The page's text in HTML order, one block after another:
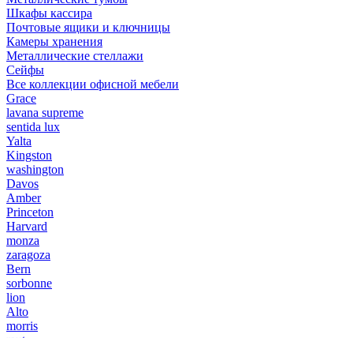
Шкафы кассира
Почтовые ящики и ключницы
Камеры хранения
Металлические стеллажи
Сейфы
Все коллекции офисной мебели
Grace
lavana supreme
sentida lux
Yalta
Kingston
washington
Davos
Amber
Princeton
Harvard
monza
zaragoza
Bern
sorbonne
lion
Alto
morris